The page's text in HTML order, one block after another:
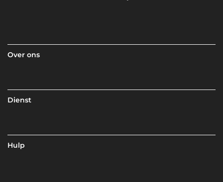
Over ons
Dienst
Hulp